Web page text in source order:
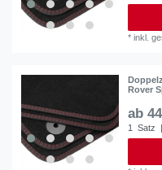
*inkl.
Rover
ab
1 Satz